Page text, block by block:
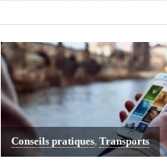
Conseils pratiques, Transports